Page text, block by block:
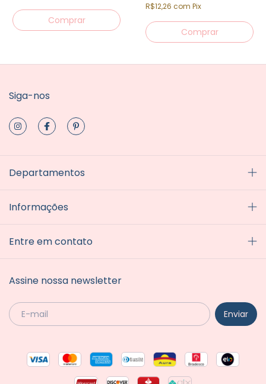
R$12,26 com Pix
Siga-nos
Departamentos
Informações
Entre em contato
Assine nossa newsletter